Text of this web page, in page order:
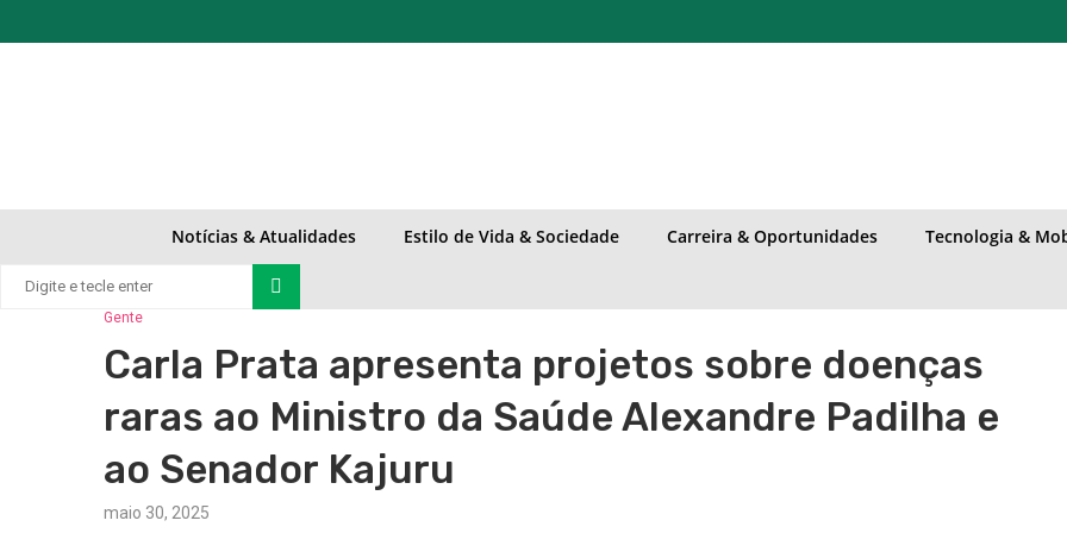
Notícias & Atualidades Estilo de Vida & Sociedade Carreira & Oportunidades Tecnologia &
Gente
Carla Prata apresenta projetos sobre doenças
raras ao Ministro da Saúde Alexandre Padilha e
ao Senador Kajuru
maio 30, 2025